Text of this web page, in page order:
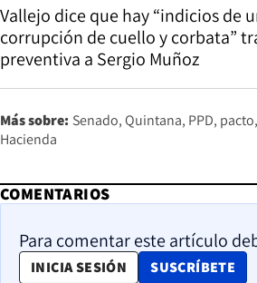
Vallejo dice que hay “indicios de
corrupción de cuello y corbata”
preventiva a Sergio Muñoz
Más sobre: Senado Quintana PPD pacto
Hacienda
COMENTARIOS
Para comentar este artículo
INICIA SESIÓN SUSCRÍBETE
OPENS IN NEW